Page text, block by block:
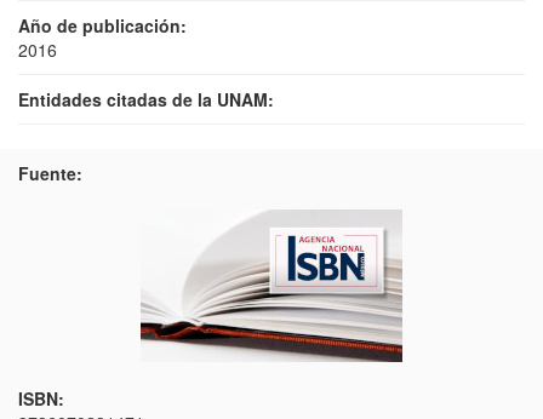
Año de publicación:
2016
Entidades citadas de la UNAM:
Fuente:
ISBN: